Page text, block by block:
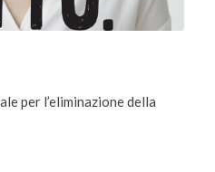
per l’eliminazione della